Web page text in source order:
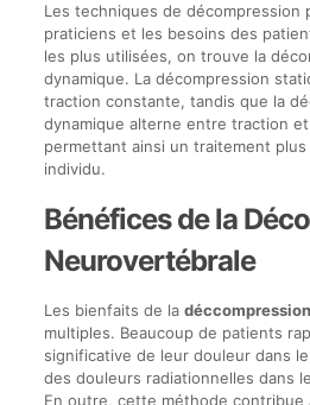
Les techniques de décompression
praticiens et les besoins des
les plus utilisées, on trouve la
dynamique. La décompression
traction constante, tandis que la
dynamique alterne entre traction
permettant ainsi un traitement plus
individu.
Bénéfices de la
Neurovertébrale
Les bienfaits de la
multiples. Beaucoup de patients
significative de leur douleur dans
des douleurs radiationnelles dans
En outre, cette méthode contribue